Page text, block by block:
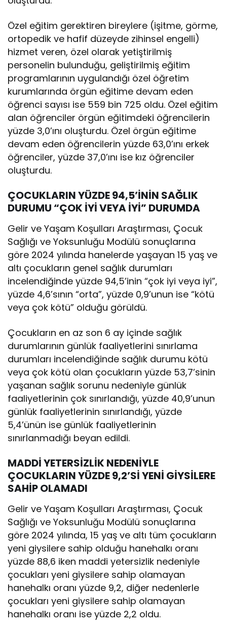
Özel eğitim gerektiren bireylere (işitme, görme,
ortopedik ve hafif düzeyde zihinsel engelli)
hizmet veren, özel olarak yetiştirilmiş
personelin bulunduğu, geliştirilmiş eğitim
programlarının uygulandığı özel öğretim
kurumlarında örgün eğitime devam eden
öğrenci sayısı ise 559 bin 725 oldu. Özel eğitim
alan öğrenciler örgün eğitimdeki öğrencilerin
yüzde 3,0’ını oluşturdu. Özel örgün eğitime
devam eden öğrencilerin yüzde 63,0’ını erkek
öğrenciler, yüzde 37,0’ını ise kız öğrenciler
oluşturdu.
ÇOCUKLARIN YÜZDE 94,5’İNİN SAĞLIK
DURUMU “ÇOK İYİ VEYA İYİ” DURUMDA
Gelir ve Yaşam Koşulları Araştırması, Çocuk
Sağlığı ve Yoksunluğu Modülü sonuçlarına
göre 2024 yılında hanelerde yaşayan 15 yaş ve
altı çocukların genel sağlık durumları
incelendiğinde yüzde 94,5’inin “çok iyi veya iyi”,
yüzde 4,6’sının “orta”, yüzde 0,9’unun ise “kötü
veya çok kötü” olduğu görüldü.
Çocukların en az son 6 ay içinde sağlık
durumlarının günlük faaliyetlerini sınırlama
durumları incelendiğinde sağlık durumu kötü
veya çok kötü olan çocukların yüzde 53,7’sinin
yaşanan sağlık sorunu nedeniyle günlük
faaliyetlerinin çok sınırlandığı, yüzde 40,9’unun
günlük faaliyetlerinin sınırlandığı, yüzde
5,4’ünün ise günlük faaliyetlerinin
sınırlanmadığı beyan edildi.
MADDİ YETERSİZLİK NEDENİYLE
ÇOCUKLARIN YÜZDE 9,2’Sİ YENİ GİYSİLERE
SAHİP OLAMADI
Gelir ve Yaşam Koşulları Araştırması, Çocuk
Sağlığı ve Yoksunluğu Modülü sonuçlarına
göre 2024 yılında, 15 yaş ve altı tüm çocukların
yeni giysilere sahip olduğu hanehalkı oranı
yüzde 88,6 iken maddi yetersizlik nedeniyle
çocukları yeni giysilere sahip olamayan
hanehalkı oranı yüzde 9,2, diğer nedenlerle
çocukları yeni giysilere sahip olamayan
hanehalkı oranı ise yüzde 2,2 oldu.